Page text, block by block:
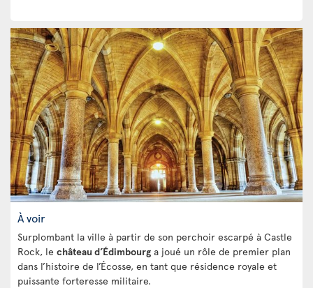
À voir
Surplombant la ville à partir de son perchoir escarpé à Castle
Rock, le château d’Édimbourg a joué un rôle de premier plan
dans l’histoire de l’Écosse, en tant que résidence royale et
puissante forteresse militaire.